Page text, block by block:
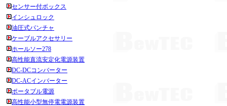
センサー付ボックス
インシュロック
油圧式パンチャ
ケーブルアクセサリー
ホールソー278
高性能直流安定化電源装置
DC-DCコンバーター
DC-ACインバーター
ポータブル電源
高性能小型無停電電源装置